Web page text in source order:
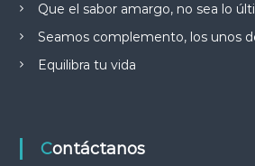
Que el sabor amargo, no sea lo
Seamos complemento, los unos
Equilibra tu vida
Contáctanos